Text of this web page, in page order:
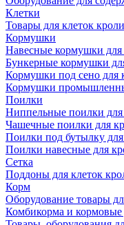
Клетки
Товары для клеток
Кормушки
Навесные кормушки для
Бункерные кормушки
Кормушки под сено для
Кормушки
Поилки
Ниппельные поилки для
Чашечные поилки для
Поилки под бутылку
Поилки навесные для
Сетка
Поддоны для клеток
Корм
Оборудование товары
Комбикорма и